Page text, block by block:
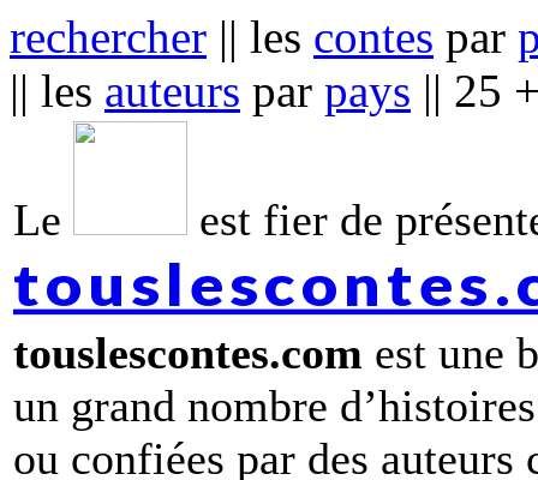
rechercher || les contes par
|| les auteurs par pays || 25
Le est fier de
touslescontes.com est une
un grand nombre
ou confiées par des